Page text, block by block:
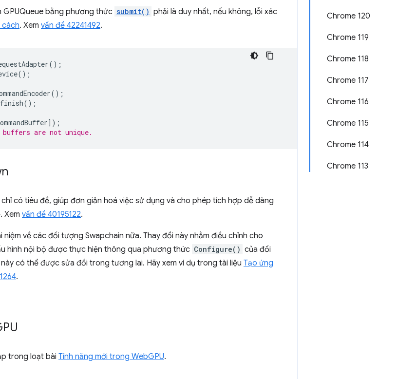
Chrome 120
Chrome 119
Chrome 118
Chrome 117
Chrome 116
Chrome 115
Chrome 114
Chrome 113
bằng phương thức submit() phải là duy nhất, nếu không, lỗi xác
cách. Xem vấn đề 42241492.
();
();
();
finish();
]);
buffers are not unique.
chỉ có tiêu đề, giúp đơn giản hoá việc sử dụng và cho phép tích hợp dễ dàng
Xem vấn đề 40195122.
niệm về các đối tượng Swapchain nữa. Thay đổi này nhằm điều chỉnh cho
hình nội bộ được thực hiện thông qua phương thức Configure() của đối
có thể được sửa đổi trong tương lai. Hãy xem ví dụ trong tài liệu Tạo ứng
.
trong loạt bài Tính năng mới trong WebGPU.